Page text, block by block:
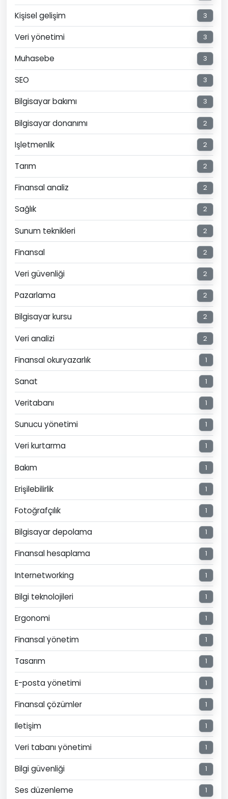
Kişisel gelişim 3
Veri yönetimi 3
Muhasebe 3
SEO 3
Bilgisayar bakımı 3
Bilgisayar donanımı 2
Işletmenlik 2
Tarım 2
Finansal analiz 2
Sağlık 2
Sunum teknikleri 2
Finansal 2
Veri güvenliği 2
Pazarlama 2
Bilgisayar kursu 2
Veri analizi 2
Finansal okuryazarlık 1
Sanat 1
Veritabanı 1
Sunucu yönetimi 1
Veri kurtarma 1
Bakım 1
Erişilebilirlik 1
Fotoğrafçılık 1
Bilgisayar depolama 1
Finansal hesaplama 1
Internetworking 1
Bilgi teknolojileri 1
Ergonomi 1
Finansal yönetim 1
Tasarım 1
E-posta yönetimi 1
Finansal çözümler 1
Iletişim 1
Veri tabanı yönetimi 1
Bilgi güvenliği 1
Ses düzenleme 1